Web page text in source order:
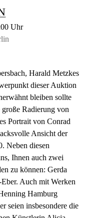
Uhr
Harald Metzkes
dieser Auktion
bleiben sollte
Radierung von
Portrait von Conrad
Ansicht der
Neben diesen
Ihnen auch zwei
zu können: Gerda
Auch mit Werken
Hamburg
seien insbesondere die